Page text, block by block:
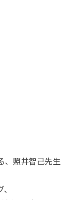
、照井智己先生